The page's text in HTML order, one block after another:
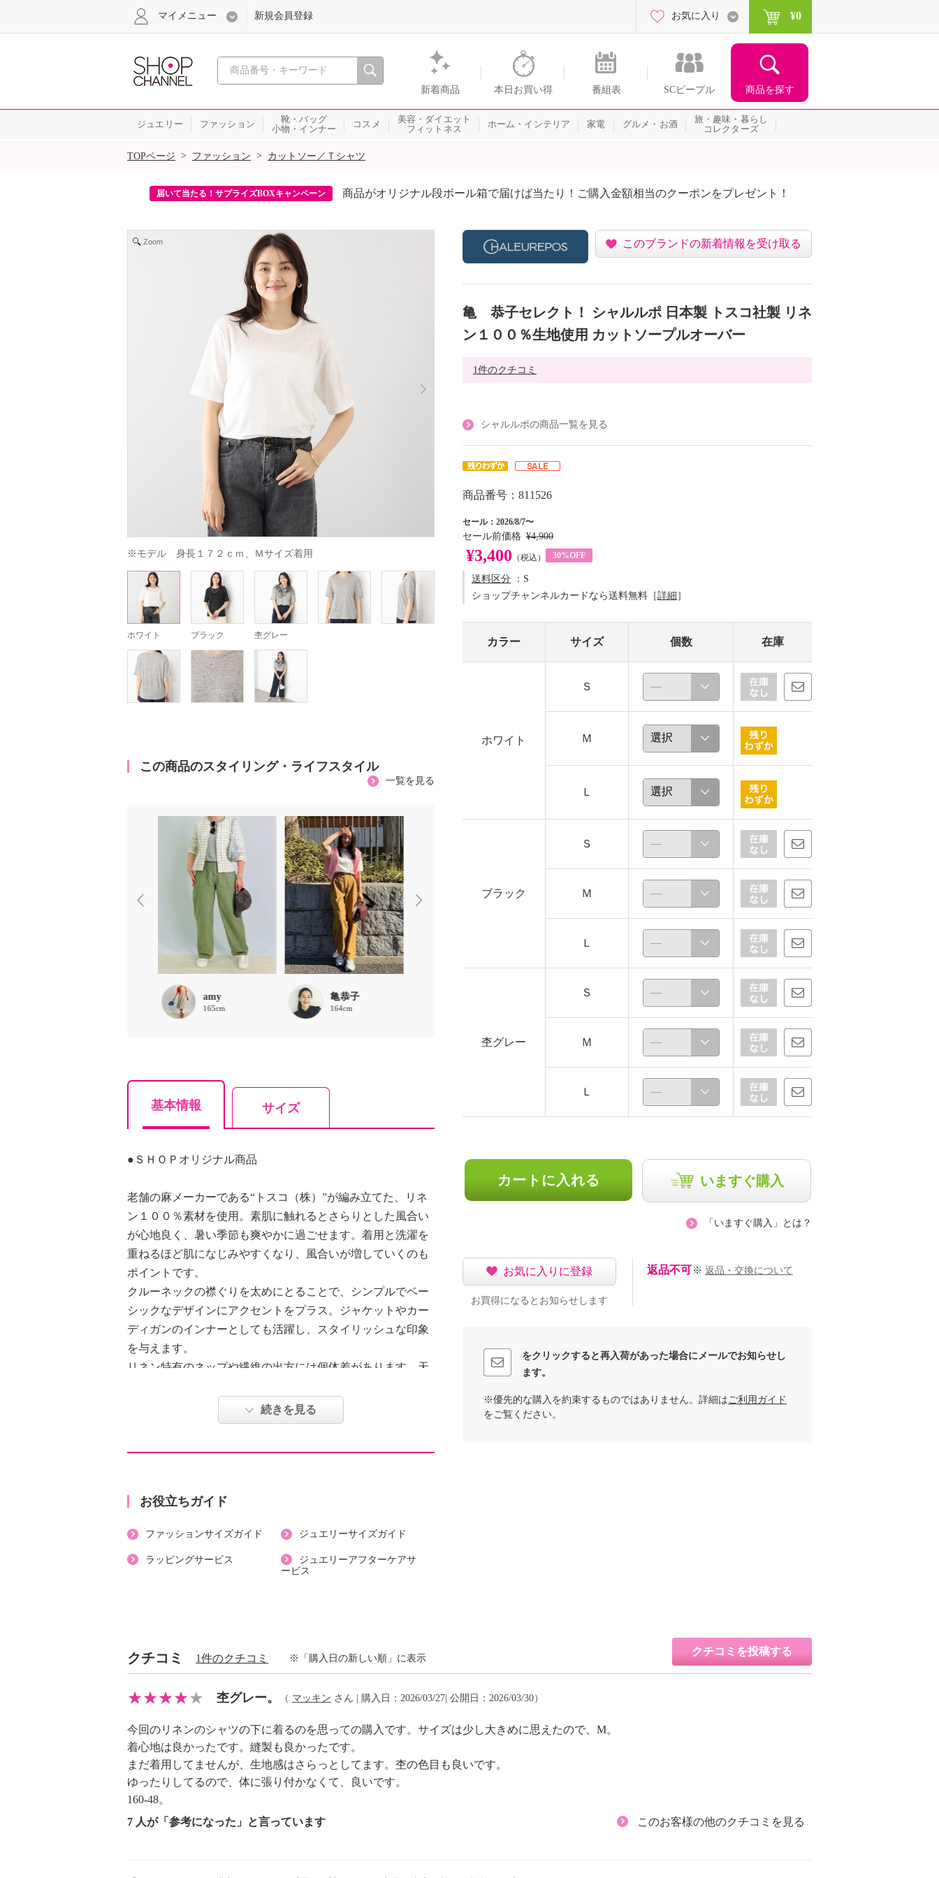
心おどる、瞬間を。通販・テレビショッピングのショップチャンネル
新着商品 本日お買い得 番組表 SCピープル 商品を探す
マイメニュー 新規会員登録 お気に入り ¥0
ジュエリー ファッション
靴・バッグ
小物・インナー
コスメ
美容・ダイエット
フィットネス
ホーム・インテリア 家電 グルメ・お酒
旅・趣味・暮らし
コレクターズ
SALE
TOPページ > ファッション > カットソー／Ｔシャツ
届いて当たる！サプライズBOXキャンペーン 商品がオリジナル段ボール箱で届けば当たり！ご購入金額相当のクーポンをプレゼント！
Zoom
※モデル　身長１７２ｃｍ、Ｍサイズ着用
ホワイト ブラック 杢グレー
この商品のスタイリング・ライフスタイル
一覧を見る
amy
165cm
亀恭子
164cm
ROMA
156cm
基本情報 サイズ
●ＳＨＯＰオリジナル商品
老舗の麻メーカーである“トスコ（株）”が編み立てた、リネ
ン１００％素材を使用。素肌に触れるとさらりとした風合い
が心地良く、暑い季節も爽やかに過ごせます。着用と洗濯を
重ねるほど肌になじみやすくなり、風合いが増していくのも
ポイントです。
クルーネックの襟ぐりを太めにとることで、シンプルでベー
シックなデザインにアクセントをプラス。ジャケットやカー
ディガンのインナーとしても活躍し、スタイリッシュな印象
を与えます。
リネン特有のネップや繊維の出方には個体差があります。天
・ポケット：なし
・麻１００％
【メンテナンス（絵表示ラベル）】
・アイロン仕上げ：可（高温）
・ドライクリーニング：石油系ドライクリーニング可
【メンテナンス（ケアラベル）】
・洗濯の繰り返しによる変退色注意
・単品洗い
・摩擦による色落ち、色移り注意
・素材の特性上、多少の縮みあり
・無蛍光洗剤使用
【原産国（地）】
続きを見る
お役立ちガイド
ファッションサイズガイド ジュエリーサイズガイド
ラッピングサービス
ジュエリーアフターケアサ
ービス
このブランドの新着情報を受け取る
亀 恭子セレクト！ シャルルポ 日本製 トスコ社製 リネ
ン１００％生地使用 カットソープルオーバー
1件のクチコミ
シャルルポの商品一覧を見る
商品番号：811526
セール：2026/8/7〜
セール前価格 ¥4,900
¥3,400 （税込） 30%OFF
送料区分 ：S
ショップチャンネルカードなら送料無料［詳細 ］
カラー サイズ 個数 在庫
ホワイト
Ｓ
Ｍ
Ｌ
ブラック
Ｓ
Ｍ
Ｌ
杢グレー
Ｓ
Ｍ
Ｌ
カートに入れる いますぐ購入
「いますぐ購入」とは？
お気に入りに登録
お買得になるとお知らせします
返品不可 ※ 返品・交換について
をクリックすると再入荷があった場合にメールでお知らせし
ます。
※優先的な購入を約束するものではありません。詳細は ご利用ガイド
をご覧ください。
クチコミ 1件のクチコミ
クチコミを投稿する
※「購入日の新しい順」に表示
杢グレー。 （ マッキン さん | 購入日：2026/03/27| 公開日：2026/03/30）
今回のリネンのシャツの下に着るのを思っての購入です。サイズは少し大きめに思えたので、M。
着心地は良かったです。縫製も良かったです。
まだ着用してませんが、生地感はさらっとしてます。杢の色目も良いです。
ゆったりしてるので、体に張り付かなくて、良いです。
160-48。
7 人が「参考になった」と言っています
このお客様の他のクチコミを見る